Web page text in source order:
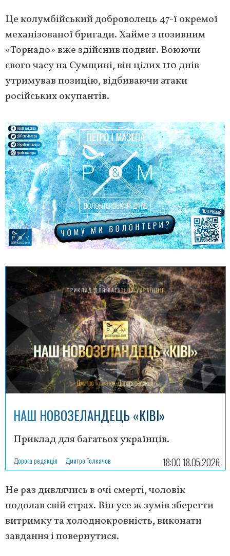
Це колумбійський доброволець 47-ї окремої
механізованої бригади. Хайме з позивним
«Торнадо» вже здійснив подвиг. Воюючи
свого часу на Сумщині, він цілих 110 днів
утримував позицію, відбиваючи атаки
російських окупантів.
НАШ НОВОЗЕЛАНДЕЦЬ «КІВІ»
Приклад для багатьох українців.
Дорога редакція Дмитро Толкачов 18:00 18.05.2026
Не раз дивлячись в очі смерті, чоловік
подолав свій страх. Він усе ж зумів зберегти
витримку та холоднокровність, виконати
завдання і повернутися.